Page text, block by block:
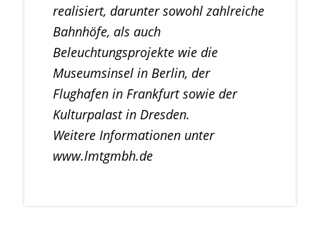
realisiert, darunter sowohl zahlreiche
Bahnhöfe, als auch
Beleuchtungsprojekte wie die
Museumsinsel in Berlin, der
Flughafen in Frankfurt sowie der
Kulturpalast in Dresden.
Weitere Informationen unter
www.lmtgmbh.de